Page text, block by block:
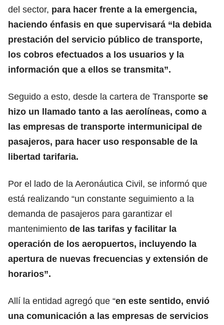
del sector, para hacer frente a la emergencia,
haciendo énfasis en que supervisará “la debida
prestación del servicio público de transporte,
los cobros efectuados a los usuarios y la
información que a ellos se transmita”.
Seguido a esto, desde la cartera de Transporte se
hizo un llamado tanto a las aerolíneas, como a
las empresas de transporte intermunicipal de
pasajeros, para hacer uso responsable de la
libertad tarifaria.
Por el lado de la Aeronáutica Civil, se informó que
está realizando “un constante seguimiento a la
demanda de pasajeros para garantizar el
mantenimiento de las tarifas y facilitar la
operación de los aeropuertos, incluyendo la
apertura de nuevas frecuencias y extensión de
horarios”.
Allí la entidad agregó que “en este sentido, envió
una comunicación a las empresas de servicios